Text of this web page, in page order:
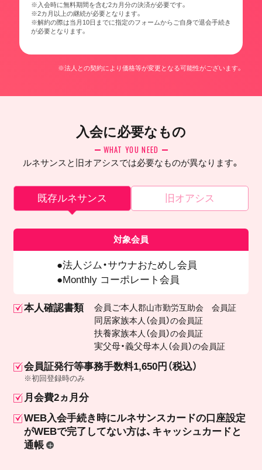
※入会時に無料期間を含む2カ月分の決済が必要です。
※2カ月以上の継続が必要となります。
※解約の際は当月10日までに指定のフォームからご自身で退会手続き
が必要となります。
※法人との契約により価格等が変更となる可能性がございます。
入会に必要なもの
WHAT YOU NEED
ルネサンスと旧オアシスでは必要なものが異なります。
既存ルネサンス 旧オアシス
対象会員
法人ジム・サウナおためし会員
Monthly コーポレート会員
本人確認書類 会員ご本人郡山市勤労互助会 会員証
同居家族本人（会員）の会員証
扶養家族本人（会員）の会員証
実父母・義父母本人（会員）の会員証
会員証発行等事務手数料1,650円（税込）
※初回登録時のみ
月会費2ヵ月分
WEB入会手続き時にルネサンスカードの口座設定
がWEBで完了してない方は、キャッシュカードと
通帳